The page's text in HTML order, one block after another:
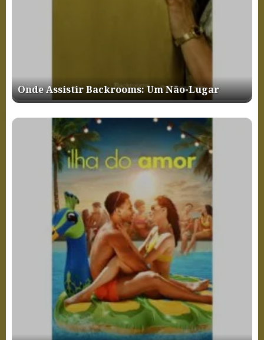
Onde Assistir Backrooms: Um Não-Lugar